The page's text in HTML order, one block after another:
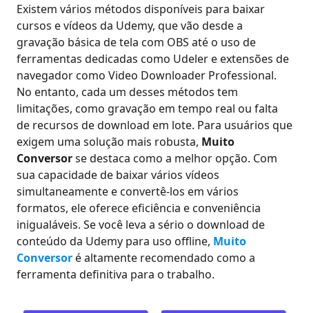
Existem vários métodos disponíveis para baixar
cursos e vídeos da Udemy, que vão desde a
gravação básica de tela com OBS até o uso de
ferramentas dedicadas como Udeler e extensões de
navegador como Video Downloader Professional.
No entanto, cada um desses métodos tem
limitações, como gravação em tempo real ou falta
de recursos de download em lote. Para usuários que
exigem uma solução mais robusta, Muito
Conversorse destaca como a melhor opção. Com
sua capacidade de baixar vários vídeos
simultaneamente e convertê-los em vários
formatos, ele oferece eficiência e conveniência
inigualáveis. Se você leva a sério o download de
conteúdo da Udemy para uso offline, Muito
Conversor é altamente recomendado como a
ferramenta definitiva para o trabalho.